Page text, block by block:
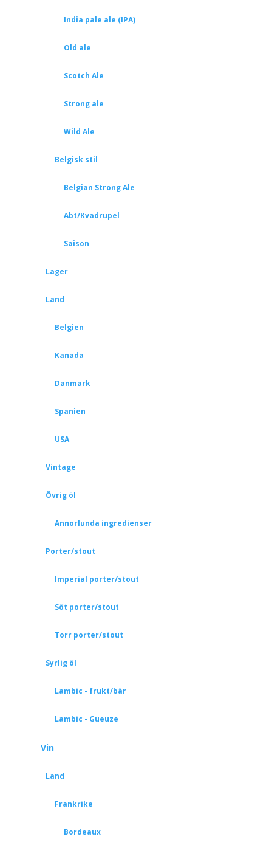
India pale ale (IPA)
Old ale
Scotch Ale
Strong ale
Wild Ale
Belgisk stil
Belgian Strong Ale
Abt/Kvadrupel
Saison
Lager
Land
Belgien
Kanada
Danmark
Spanien
USA
Vintage
Övrig öl
Annorlunda ingredienser
Porter/stout
Imperial porter/stout
Söt porter/stout
Torr porter/stout
Syrlig öl
Lambic - frukt/bär
Lambic - Gueuze
Vin
Land
Frankrike
Bordeaux